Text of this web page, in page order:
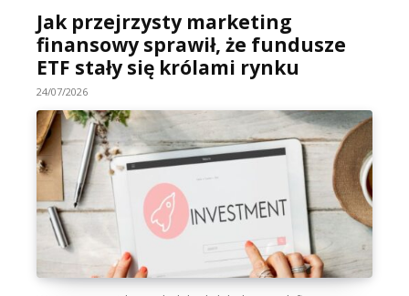
Jak przejrzysty marketing
finansowy sprawił, że fundusze
ETF stały się królami rynku
24/07/2026